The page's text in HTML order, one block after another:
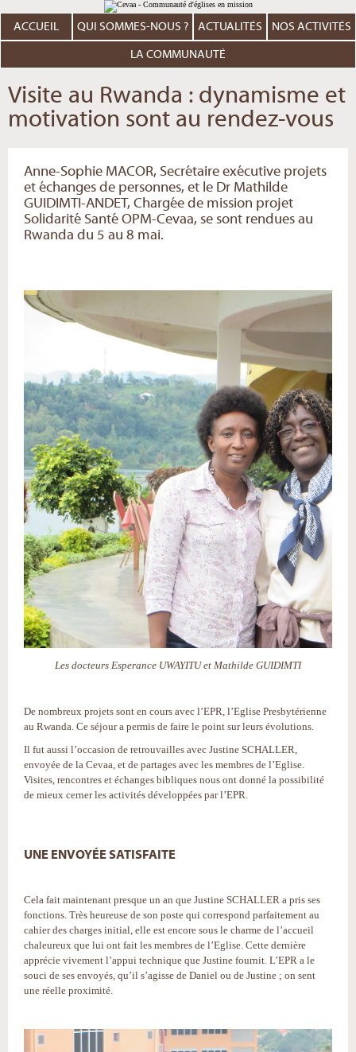
au
contenu.
Aller
personnels
ACCUEIL QUI SOMMES-NOUS ? ACTUALITÉS NOS ACTIVITÉS
LA COMMUNAUTÉ
Visite au Rwanda : dynamisme et
motivation sont au rendez-vous
Anne-Sophie MACOR, Secrétaire exécutive projets
et échanges de personnes, et le Dr Mathilde
GUIDIMTI-ANDET, Chargée de mission projet
Solidarité Santé OPM-Cevaa, se sont rendues au
Rwanda du 5 au 8 mai.
Les docteurs Esperance UWAYITU et Mathilde GUIDIMTI
De nombreux projets sont en cours avec l’EPR, l’Eglise Presbytérienne
au Rwanda. Ce séjour a permis de faire le point sur leurs évolutions.
Il fut aussi l’occasion de retrouvailles avec Justine SCHALLER,
envoyée de la Cevaa, et de partages avec les membres de l’Eglise.
Visites, rencontres et échanges bibliques nous ont donné la possibilité
de mieux cerner les activités développées par l’EPR.
UNE ENVOYÉE SATISFAITE
Cela fait maintenant presque un an que Justine SCHALLER a pris ses
fonctions. Très heureuse de son poste qui correspond parfaitement au
cahier des charges initial, elle est encore sous le charme de l’accueil
chaleureux que lui ont fait les membres de l’Eglise. Cette dernière
apprécie vivement l’appui technique que Justine fournit. L’EPR a le
souci de ses envoyés, qu’il s’agisse de Daniel ou de Justine ; on sent
une réelle proximité.